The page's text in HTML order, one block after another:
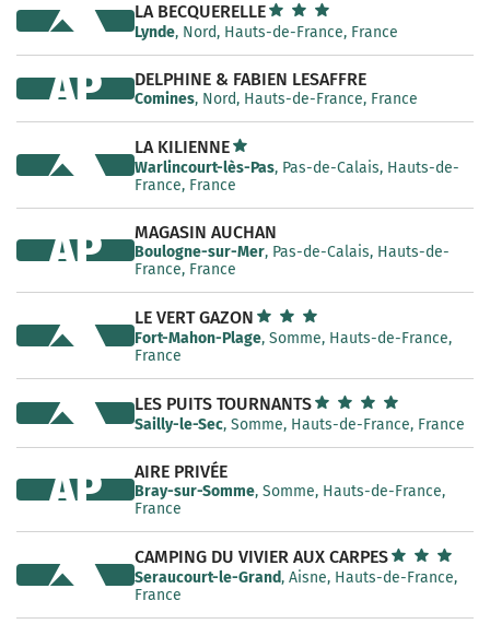
LA BECQUERELLE
Lynde, Nord, Hauts-de-France, France
DELPHINE & FABIEN LESAFFRE
Comines, Nord, Hauts-de-France, France
AP
LA KILIENNE
Warlincourt-lès-Pas, Pas-de-Calais, Hauts-de-
France, France
MAGASIN AUCHAN
Boulogne-sur-Mer, Pas-de-Calais, Hauts-de-
France, France
AP
LE VERT GAZON
Fort-Mahon-Plage, Somme, Hauts-de-France,
France
LES PUITS TOURNANTS
Sailly-le-Sec, Somme, Hauts-de-France, France
AIRE PRIVÉE
Bray-sur-Somme, Somme, Hauts-de-France,
France
AP
CAMPING DU VIVIER AUX CARPES
Seraucourt-le-Grand, Aisne, Hauts-de-France,
France